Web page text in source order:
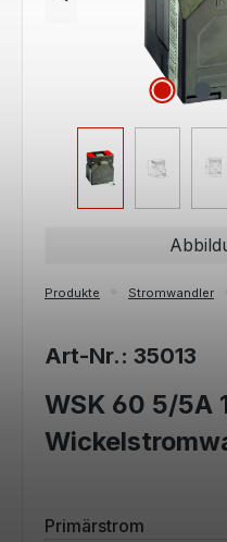
Produkte Stromwandler
Art-Nr.: 35013
WSK 60 5/5A
Primärstrom